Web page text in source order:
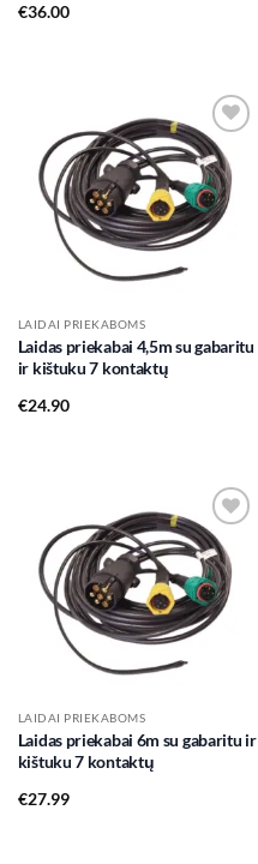
€36.00
Add to
wishlist
LAIDAI PRIEKABOMS
Laidas priekabai 4,5m su gabaritu
ir kištuku 7 kontaktų
€24.90
Add to
wishlist
LAIDAI PRIEKABOMS
Laidas priekabai 6m su gabaritu ir
kištuku 7 kontaktų
€27.99